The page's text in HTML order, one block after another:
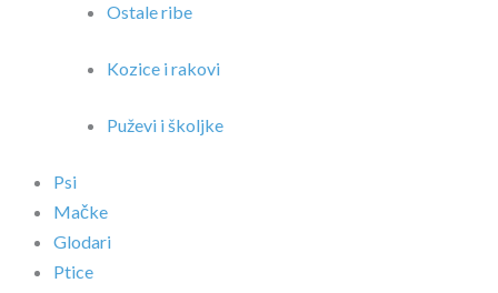
Ostale ribe
Kozice i rakovi
Puževi i školjke
Psi
Mačke
Glodari
Ptice